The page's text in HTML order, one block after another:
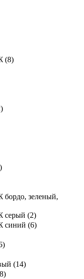
(8)
)
)
зеленый,
(2)
(6)
)
(14)
)